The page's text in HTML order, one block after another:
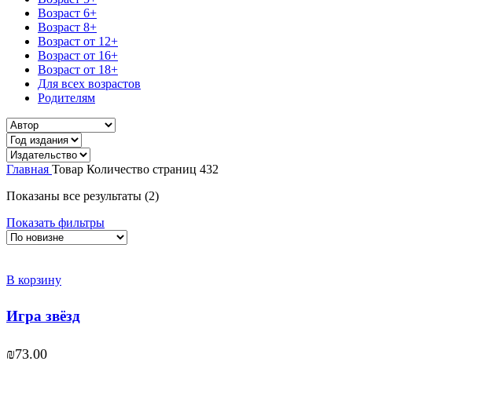
Возраст 6+
Возраст 8+
Возраст от 12+
Возраст от 16+
Возраст от 18+
Для всех возрастов
Родителям
Главная Товар Количество страниц 432
Показаны все результаты (2)Сортировка:
Показать фильтры
В корзину
Игра звёзд
₪73.00